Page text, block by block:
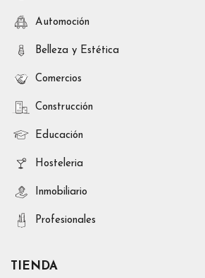
Automoción
Belleza y Estética
Comercios
Construcción
Educación
Hosteleria
Inmobiliario
Profesionales
TIENDA